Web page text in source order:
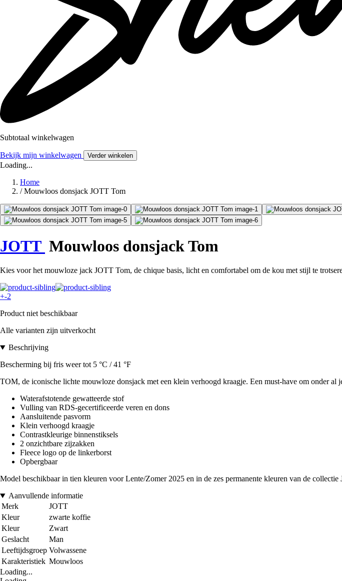
Subtotaal winkelwagen
Bekijk mijn winkelwagen Verder winkelen
Loading...
Home
/ Mouwloos donsjack JOTT Tom
JOTT Mouwloos donsjack Tom
Kies voor het mouwloze jack JOTT Tom, de chique basis, licht en comfortabel om de kou met stijl te
+-2
Product niet beschikbaar
Alle varianten zijn uitverkocht
Beschrijving
Bescherming bij fris weer tot 5 °C / 41 °F
TOM, de iconische lichte mouwloze donsjack met een klein verhoogd kraagje. Een must-have om onder al
Waterafstotende gewatteerde stof
Vulling van RDS-gecertificeerde veren en dons
Aansluitende pasvorm
Klein verhoogd kraagje
Contrastkleurige binnenstiksels
2 onzichtbare zijzakken
Fleece logo op de linkerborst
Opbergbaar
Model beschikbaar in tien kleuren voor Lente/Zomer 2025 en in de zes permanente kleuren van de
Aanvullende informatie
Merk
JOTT
Kleur
zwarte koffie
Kleur
Zwart
Geslacht
Man
Leeftijdsgroep Volwassene
Karakteristiek Mouwloos
Loading...